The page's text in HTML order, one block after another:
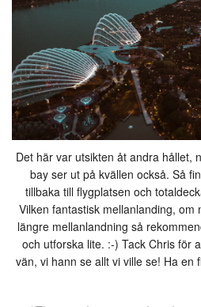
Det här var utsikten åt andra hållet,
bay ser ut på kvällen också. Så
tillbaka till flygplatsen och
Vilken fantastisk mellanlanding, om
längre mellanlandning så
och utforska lite. :-) Tack Chris för
vän, vi hann se allt vi ville se! Ha en